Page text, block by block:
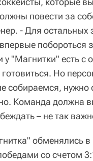
повести за
- Для остальных
побороться
у "Магнитки" есть с
Но
собираемся, нужно
Команда должна
– не так
обменялись в
со счетом